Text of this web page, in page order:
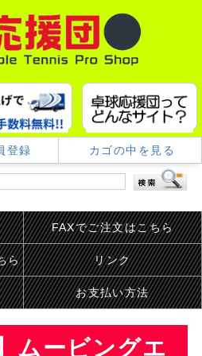
登録 カゴの中を見る
FAXでご注文はこちら
ら リンク
お支払い方法
ムービングエ